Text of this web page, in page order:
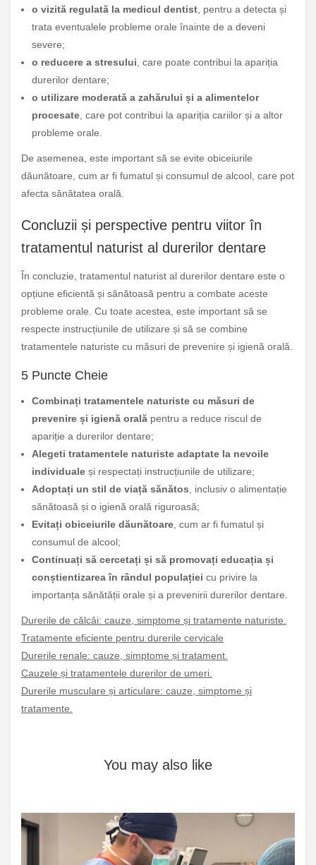
o vizită regulată la medicul dentist, pentru a detecta și
trata eventualele probleme orale înainte de a deveni
severe;
o reducere a stresului, care poate contribui la apariția
durerilor dentare;
o utilizare moderată a zahărului și a alimentelor
procesate, care pot contribui la apariția cariilor și a altor
probleme orale.
De asemenea, este important să se evite obiceiurile
dăunătoare, cum ar fi fumatul și consumul de alcool, care pot
afecta sănătatea orală.
Concluzii și perspective pentru viitor în
tratamentul naturist al durerilor dentare
În concluzie, tratamentul naturist al durerilor dentare este o
opțiune eficientă și sănătoasă pentru a combate aceste
probleme orale. Cu toate acestea, este important să se
respecte instrucțiunile de utilizare și să se combine
tratamentele naturiste cu măsuri de prevenire și igienă orală.
5 Puncte Cheie
Combinați tratamentele naturiste cu măsuri de
prevenire și igienă orală pentru a reduce riscul de
apariție a durerilor dentare;
Alegeti tratamentele naturiste adaptate la nevoile
individuale și respectați instrucțiunile de utilizare;
Adoptați un stil de viață sănătos , inclusiv o alimentație
sănătoasă și o igienă orală riguroasă;
Evitați obiceiurile dăunătoare , cum ar fi fumatul și
consumul de alcool;
Continuați să cercetați și să promovați educația și
conștientizarea în rândul populației cu privire la
importanța sănătății orale și a prevenirii durerilor dentare.
Durerile de călcâi: cauze, simptome și tratamente naturiste.
Tratamente eficiente pentru durerile cervicale
Durerile renale: cauze, simptome și tratament.
Cauzele și tratamentele durerilor de umeri.
Durerile musculare și articulare: cauze, simptome și
tratamente.
You may also like